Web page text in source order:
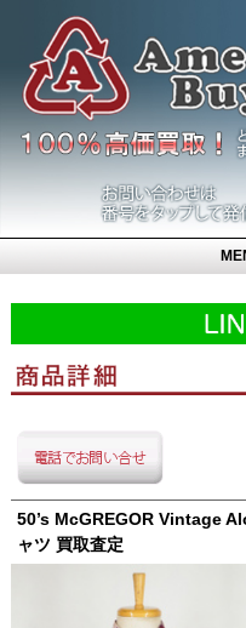
50’s McGREGOR Vintage
ャツ 買取査定